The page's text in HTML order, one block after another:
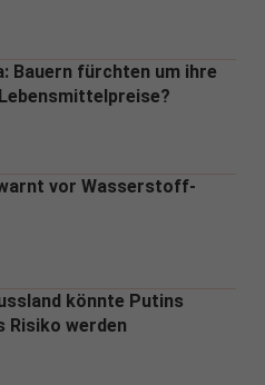
Bauern fürchten um ihre
vor Wasserstoff-
könnte Putins
werden